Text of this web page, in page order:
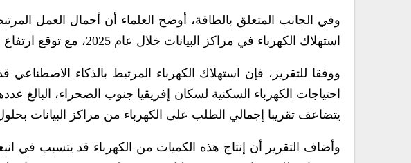
استهلاك الكهرباء في مراكز البيانات خلال عام 2025، مع توقع ارتفاع هذه النسبة إلى 40% بحلول نهاية العقد الحالي.
يتضاعف تقريبا إجمالي الطلب على الكهرباء من مراكز البيانات